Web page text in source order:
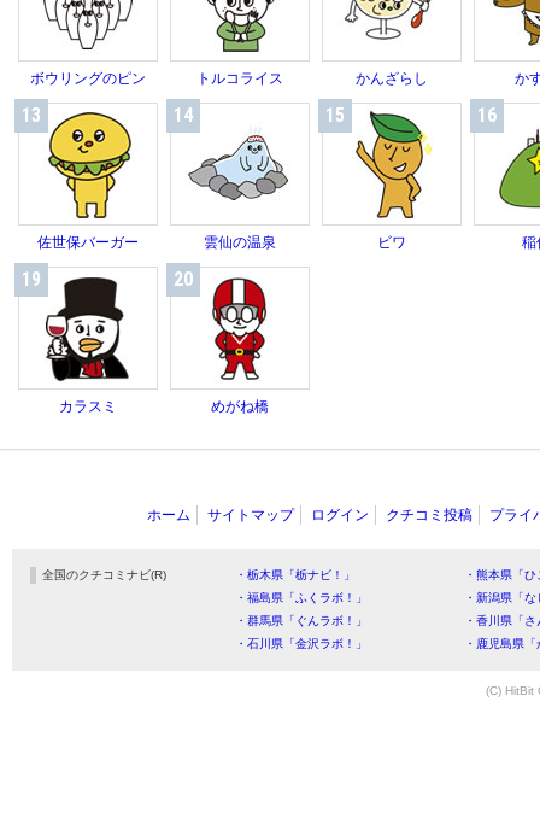
ボウリングのピン トルコライス かんざらし か
13
佐世保バーガー
14
雲仙の温泉
15
ビワ
16
稲
19
カラスミ
20
めがね橋
ホーム サイトマップ ログイン クチコミ投稿 プライ
全国のクチコミナビ(R) ・栃木県「栃ナビ！」
・熊本県「
・福島県「ふくラボ！」
・新潟県「
・群馬県「ぐんラボ！」
・香川県「
・石川県「金沢ラボ！」
・鹿児島県
(C) HitBit